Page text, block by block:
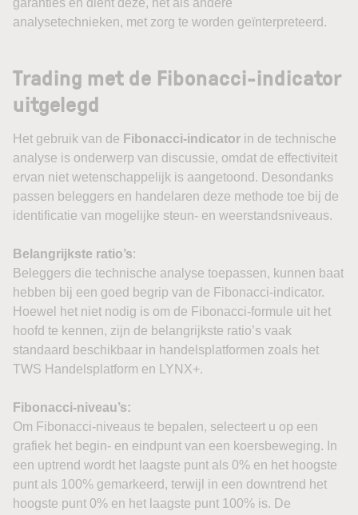
garanties en dient deze, net als andere
analysetechnieken, met zorg te worden geïnterpreteerd.
Trading met de Fibonacci-indicator
uitgelegd
Het gebruik van de Fibonacci-indicator in de technische
analyse is onderwerp van discussie, omdat de effectiviteit
ervan niet wetenschappelijk is aangetoond. Desondanks
passen beleggers en handelaren deze methode toe bij de
identificatie van mogelijke steun- en weerstandsniveaus.
Belangrijkste ratio’s:
Beleggers die technische analyse toepassen, kunnen baat
hebben bij een goed begrip van de Fibonacci-indicator.
Hoewel het niet nodig is om de Fibonacci-formule uit het
hoofd te kennen, zijn de belangrijkste ratio’s vaak
standaard beschikbaar in handelsplatformen zoals het
TWS Handelsplatform en LYNX+.
Fibonacci-niveau’s:
Om Fibonacci-niveaus te bepalen, selecteert u op een
grafiek het begin- en eindpunt van een koersbeweging. In
een uptrend wordt het laagste punt als 0% en het hoogste
punt als 100% gemarkeerd, terwijl in een downtrend het
hoogste punt 0% en het laagste punt 100% is. De